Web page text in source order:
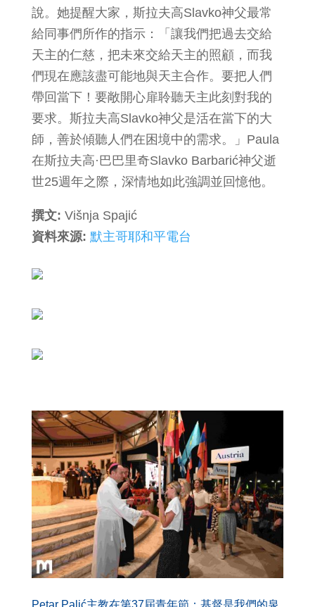
說。她提醒大家，斯拉夫高Slavko神父最常
給同事們所作的指示：「讓我們把過去交給
天主的仁慈，把未來交給天主的照顧，而我
們現在應該盡可能地與天主合作。要把人們
帶回當下！要敞開心扉聆聽天主此刻對我的
要求。斯拉夫高Slavko神父是活在當下的大
師，善於傾聽人們在困境中的需求。」Paula
在斯拉夫高·巴巴里奇Slavko Barbarić神父逝
世25週年之際，深情地如此強調並回憶他。
撰文: Višnja Spajić
資料來源: 默主哥耶和平電台
Petar Palić主教在第37屆青年節：基督是我們的泉